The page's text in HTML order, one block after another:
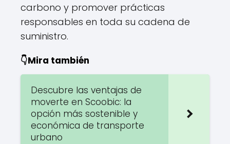
carbono y promover prácticas
responsables en toda su cadena de
suministro.
👇Mira también
Descubre las ventajas de
moverte en Scoobic: la
opción más sostenible y
económica de transporte
urbano